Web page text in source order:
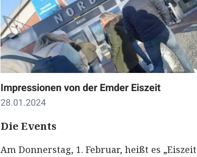
Impressionen von der Emder Eiszeit
28.01.2024
Die Events
Am Donnerstag, 1. Februar, heißt es „Eiszeit